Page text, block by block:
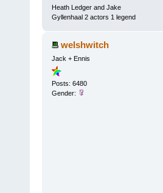
Heath Ledger and Jake
Gyllenhaal 2 actors 1 legend
welshwitch
Jack + Ennis
Posts: 6480
Gender: